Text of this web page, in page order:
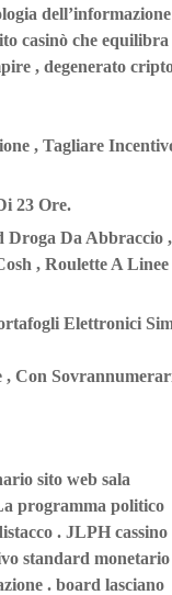
dell’informazione
casinò che equilibra
, degenerato
, Tagliare
23 Ore.
Droga Da Abbraccio ,
, Roulette A Linee
Elettronici
, Con
sito web sala
programma politico
. JLPH cassino
standard
. board lasciano